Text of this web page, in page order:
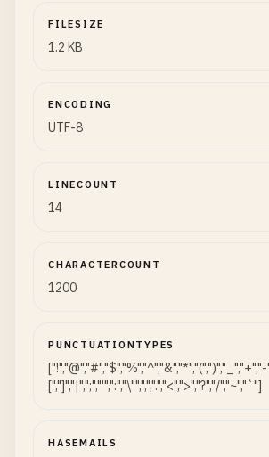
FILESIZE
1.2 KB
ENCODING
UTF-8
LINECOUNT
14
CHARACTERCOUNT
1200
PUNCTUATIONTYPES
["!","@","#","$","%","^","&","*","(",")","_","+","-
[","]","|",";","'",":","\"",",",".","<",">","?","/","~","`"]
HASEMAILS